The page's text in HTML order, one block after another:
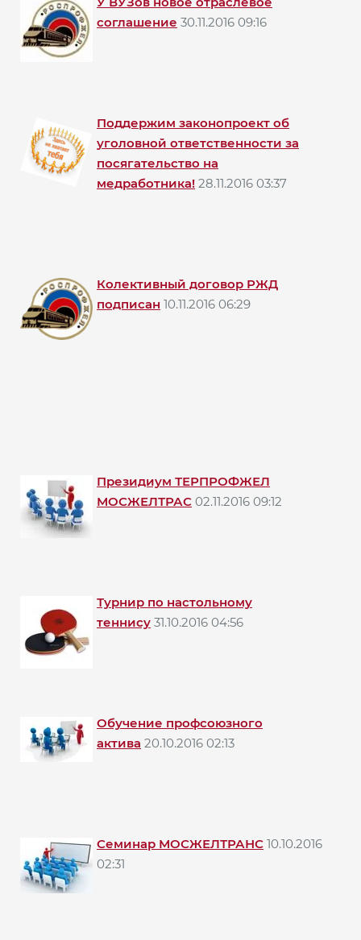
соглашение 30.11.2016 09:16
Поддержим законопроект об
уголовной ответственности за
посягательство на
медработника! 28.11.2016 03:37
Колективный договор РЖД
подписан 10.11.2016 06:29
Президиум ТЕРПРОФЖЕЛ
МОСЖЕЛТРАС 02.11.2016 09:12
Турнир по настольному
теннису 31.10.2016 04:56
Обучение профсоюзного
актива 20.10.2016 02:13
Семинар МОСЖЕЛТРАНС 10.10.2016
02:31